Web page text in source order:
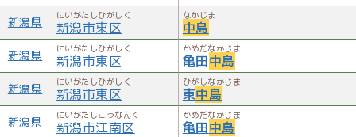
新潟県 にいがたしひがしく
新潟市東区
なかじま
中島
新潟県 にいがたしひがしく
新潟市東区
かめだなかじま
亀田中島
新潟県 にいがたしひがしく
新潟市東区
ひがしなかじま
東中島
新潟県 にいがたしこうなんく
新潟市江南区
かめだなかじま
亀田中島